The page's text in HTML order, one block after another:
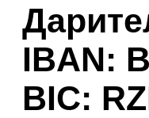
IBAN:
BIC: